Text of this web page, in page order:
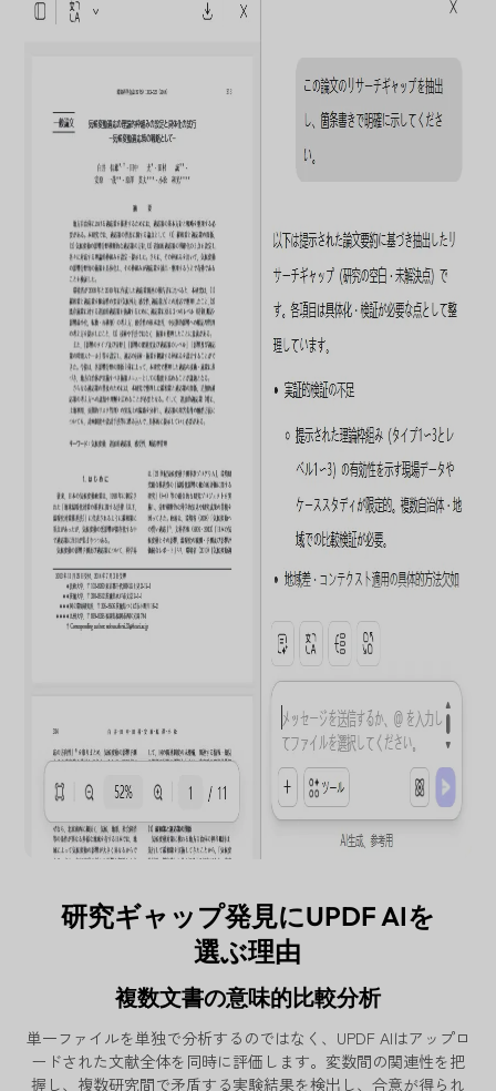
研究ギャップ発見にUPDF AIを
選ぶ理由
複数文書の意味的比較分析
単一ファイルを単独で分析するのではなく、UPDF AIはアップロ
ードされた文献全体を同時に評価します。変数間の関連性を把
握し、複数研究間で矛盾する実験結果を検出し、合意が得られ